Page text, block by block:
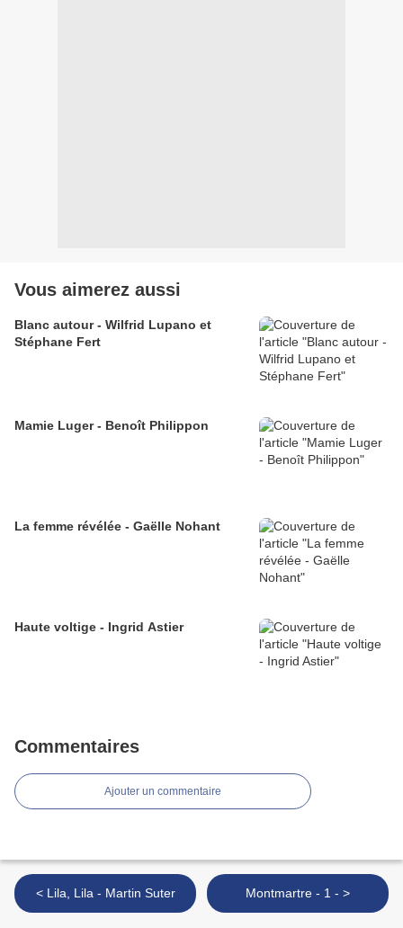
Vous aimerez aussi
Blanc autour - Wilfrid Lupano et
Stéphane Fert
Mamie Luger - Benoît Philippon
La femme révélée - Gaëlle Nohant
Haute voltige - Ingrid Astier
Commentaires
Ajouter un commentaire
< Lila, Lila - Martin Suter Montmartre - 1 - >